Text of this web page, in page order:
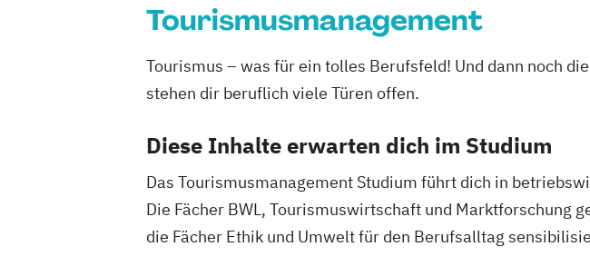
Tourismusmanagement
Tourismus – was für ein tolles Berufsfeld! Und dann noch
stehen dir beruflich viele Türen offen.
Diese Inhalte erwarten dich im Studium
Das Tourismusmanagement Studium führt dich in
Die Fächer BWL, Tourismuswirtschaft und Marktforschung
die Fächer Ethik und Umwelt für den Berufsalltag